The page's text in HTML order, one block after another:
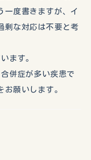
一度書きますが、イ
剰な対応は不要と考
ます。
併症が多い疾患で
願いします。